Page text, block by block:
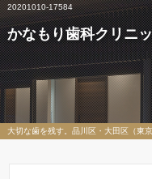
20201010-17584
かなもり歯科クリニ
大切な歯を残す。品川区・大田区（東